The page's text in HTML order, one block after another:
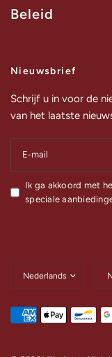
Beleid
Nieuwsbrief
Schrijf u in voor de
van het laatste
E‑mail
Ik ga akkoord met
speciale